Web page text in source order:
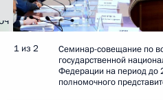
1 из 2
Семинар-совещание по
государственной
Федерации на период до
полномочного